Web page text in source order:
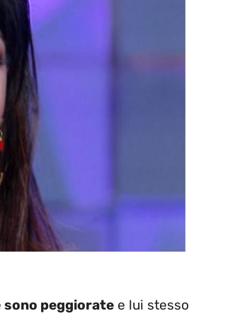
sono peggiorate e lui stesso